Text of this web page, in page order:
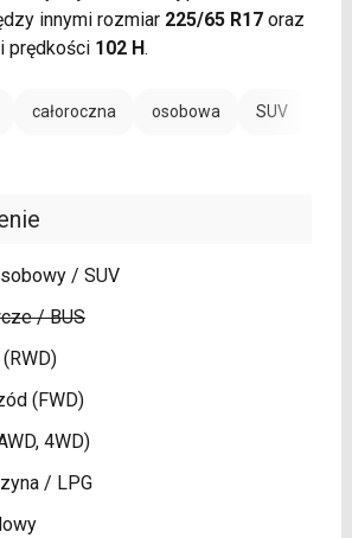
innymi rozmiar 225/65 R17oraz
prędkości 102 H.
całoroczna osobowa SUV
/ SUV
/ BUS
(FWD)
4WD)
/ LPG